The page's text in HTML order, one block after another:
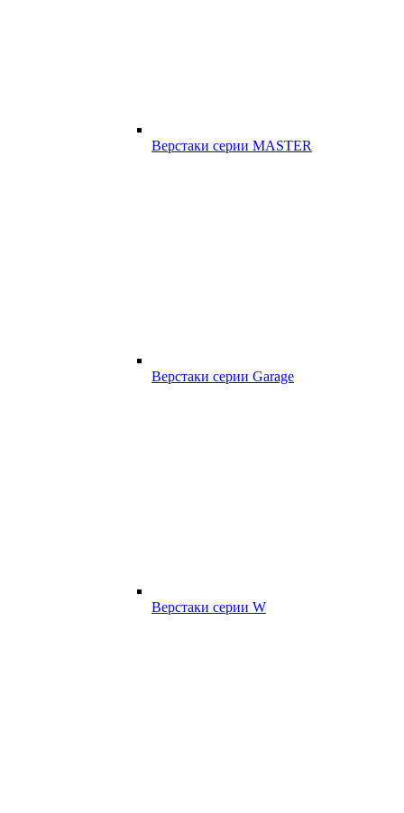
Верстаки серии MASTER
Верстаки серии Garage
Верстаки серии W